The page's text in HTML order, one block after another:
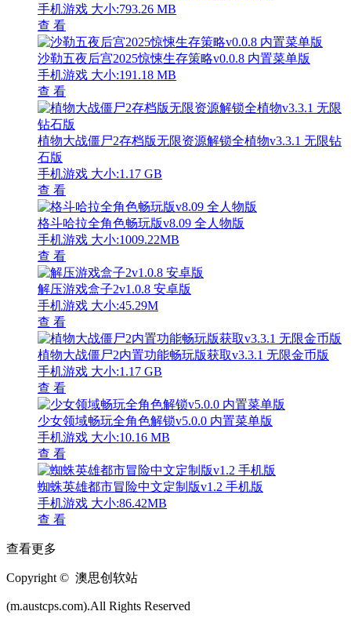
手机游戏 大小:793.26 MB
查 看
沙勒五夜后宫2025惊悚生存策略v0.0.8 内置菜单版
手机游戏 大小:191.18 MB
查 看
植物大战僵尸2存档版无限资源解锁全植物v3.3.1 无限钻
石版
手机游戏 大小:1.17 GB
查 看
格斗哈拉全角色畅玩版v8.09 全人物版
手机游戏 大小:1009.22MB
查 看
解压游戏盒子2v1.0.8 安卓版
手机游戏 大小:45.29M
查 看
植物大战僵尸2内置功能畅玩版获取v3.3.1 无限金币版
手机游戏 大小:1.17 GB
查 看
少女领域畅玩全角色解锁v5.0.0 内置菜单版
手机游戏 大小:10.16 MB
查 看
蜘蛛英雄都市冒险中文定制版v1.2 手机版
手机游戏 大小:86.42MB
查 看
查看更多
Copyright © 澳思创软站
(m.austcps.com).All Rights Reserved